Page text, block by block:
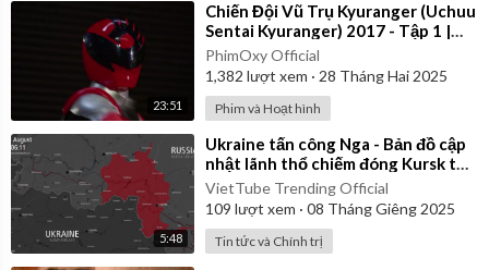
23:51
⁣Chiến Đội Vũ Trụ Kyuranger (Uchuu
Sentai Kyuranger) 2017 - Tập 1 |
Thuyết Minh
PhimOxy Official
1,382 lượt xem · 28 Tháng Hai 2025
Phim và Hoạt hình
5:48
⁣Ukraine tấn công Nga - Bản đồ cập
nhật lãnh thổ chiếm đóng Kursk từ
ngày 06/08/2024 đến 06/01/2025
VietTube Trending Official
109 lượt xem · 08 Tháng Giêng 2025
Tin tức và Chính trị